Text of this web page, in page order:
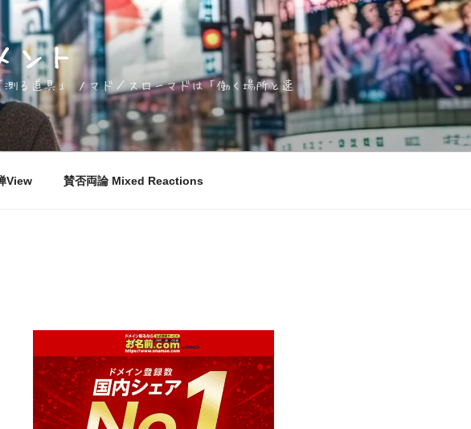
ント
る道具」 ノマド／スローマドは「働く場所と速
View 賛否両論 Mixed Reactions